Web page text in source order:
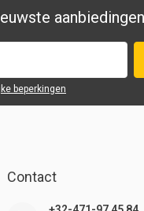
beperkingen
Contact